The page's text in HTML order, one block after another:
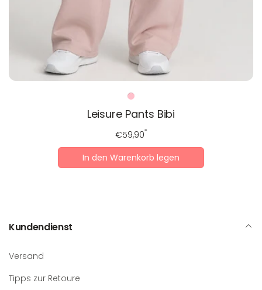
Leisure Pants Bibi
Regulärer
Preis
€59,90*
In den Warenkorb legen
Kundendienst
Versand
Tipps zur Retoure